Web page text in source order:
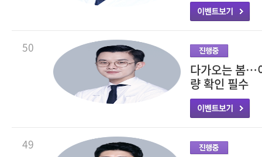
50
다가오는 봄…
량 확인 필수
49